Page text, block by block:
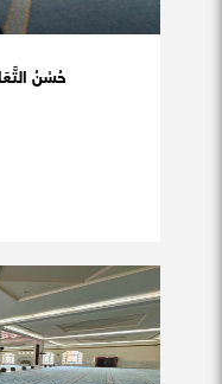
حُسْنُ